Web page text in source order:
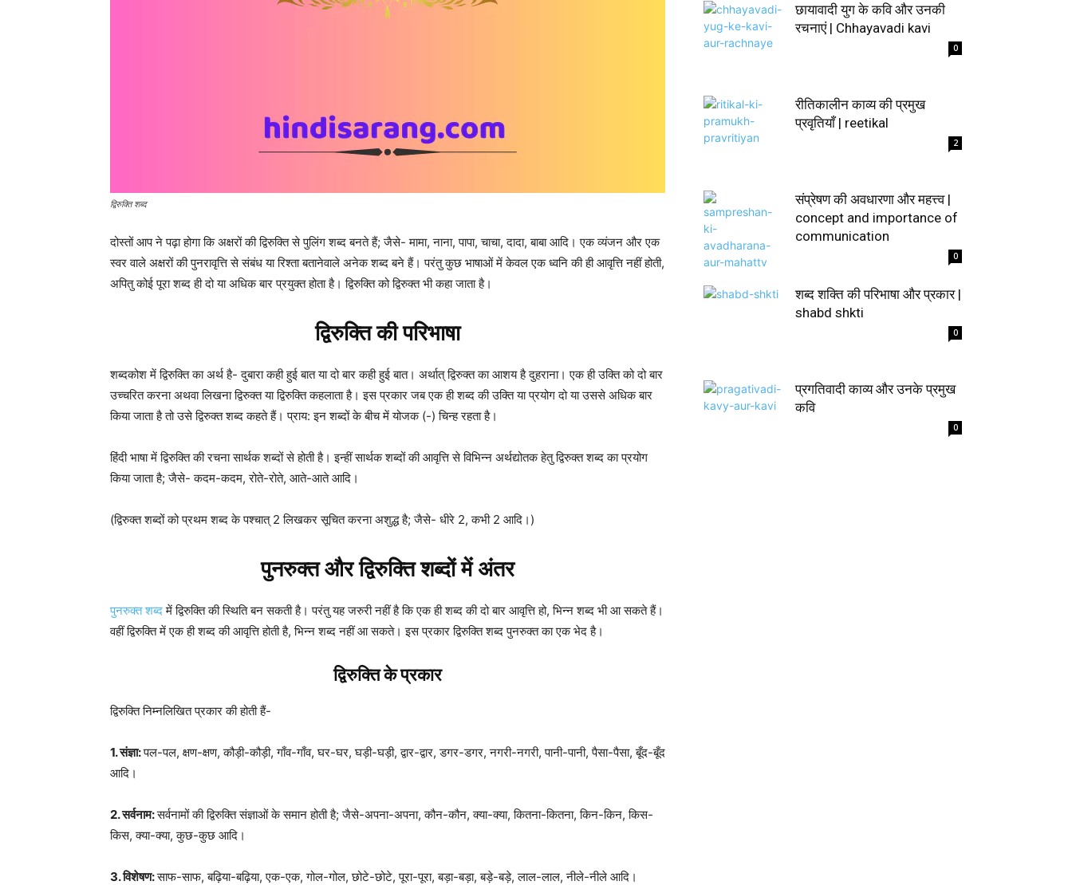
द्विरुक्ति शब्द
दोस्तों आप ने पढ़ा होगा कि अक्षरों की द्विरुक्ति से पुलिंग शब्द बनते हैं; जैसे- मामा, नाना, पापा, चाचा, दादा, बाबा आदि। एक व्यंजन और एक
स्वर वाले अक्षरों की पुनरावृत्ति से संबंध या रिश्ता बतानेवाले अनेक शब्द बने हैं। परंतु कुछ भाषाओं में केवल एक ध्वनि की ही आवृत्ति नहीं होती,
अपितु कोई पूरा शब्द ही दो या अधिक बार प्रयुक्त होता है। द्विरुक्ति को द्विरुक्त भी कहा जाता है।
द्विरुक्ति की परिभाषा
शब्दकोश में द्विरुक्ति का अर्थ है- दुबारा कही हुई बात या दो बार कही हुई बात। अर्थात् द्विरुक्त का आशय है दुहराना। एक ही उक्ति को दो बार
उच्चरित करना अथवा लिखना द्विरुक्त या द्विरुक्ति कहलाता है। इस प्रकार जब एक ही शब्द की उक्ति या प्रयोग दो या उससे अधिक बार
किया जाता है तो उसे द्विरुक्त शब्द कहते हैं। प्राय: इन शब्दों के बीच में योजक (-) चिन्ह रहता है।
हिंदी भाषा में द्विरुक्ति की रचना सार्थक शब्दों से होती है। इन्हीं सार्थक शब्दों की आवृत्ति से विभिन्न अर्थद्योतक हेतु द्विरुक्त शब्द का प्रयोग
किया जाता है; जैसे- कदम-कदम, रोते-रोते, आते-आते आदि।
(द्विरुक्त शब्दों को प्रथम शब्द के पश्चात् 2 लिखकर सूचित करना अशुद्ध है; जैसे- धीरे 2, कभी 2 आदि।)
पुनरुक्त और द्विरुक्ति शब्दों में अंतर
पुनरुक्त शब्दमें द्विरुक्ति की स्थिति बन सकती है। परंतु यह जरुरी नहीं है कि एक ही शब्द की दो बार आवृत्ति हो, भिन्न शब्द भी आ सकते हैं।
वहीं द्विरुक्ति में एक ही शब्द की आवृत्ति होती है, भिन्न शब्द नहीं आ सकते। इस प्रकार द्विरुक्ति शब्द पुनरुक्त का एक भेद है।
द्विरुक्ति के प्रकार
द्विरुक्ति निम्नलिखित प्रकार की होती हैं-
1. संज्ञा:पल-पल, क्षण-क्षण, कौड़ी-कौड़ी, गाँव-गाँव, घर-घर, घड़ी-घड़ी, द्वार-द्वार, डगर-डगर, नगरी-नगरी, पानी-पानी, पैसा-पैसा, बूँद-बूँद
आदि।
2. सर्वनाम:सर्वनामों की द्विरुक्ति संज्ञाओं के समान होती है; जैसे-अपना-अपना, कौन-कौन, क्या-क्या, कितना-कितना, किन-किन, किस-
किस, क्या-क्या, कुछ-कुछ आदि।
3. विशेषण:साफ-साफ, बढ़िया-बढ़िया, एक-एक, गोल-गोल, छोटे-छोटे, पूरा-पूरा, बड़ा-बड़ा, बड़े-बड़े, लाल-लाल, नीले-नीले आदि।
छायावादी युग के कवि और उनकी
रचनाएं | Chhayavadi kavi
0
रीतिकालीन काव्य की प्रमुख
प्रवृतियाँ | reetikal
2
संप्रेषण की अवधारणा और महत्त्व |
concept and importance of
communication
0
शब्द शक्ति की परिभाषा और प्रकार |
shabd shkti
0
प्रगतिवादी काव्य और उनके प्रमुख
कवि
0